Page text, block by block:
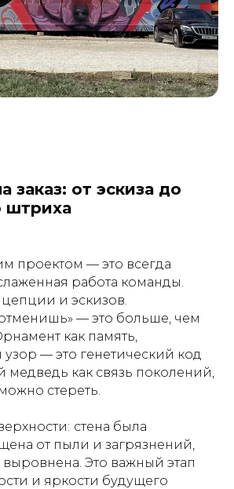
заказ: от эскиза до
штриха
проектом — это всегда
работа команды.
и эскизов.
— это больше, чем
как память,
— это генетический код
медведь как связь поколений,
стереть.
стена была
от пыли и загрязнений,
выровнена. Это важный этап
и яркости будущего